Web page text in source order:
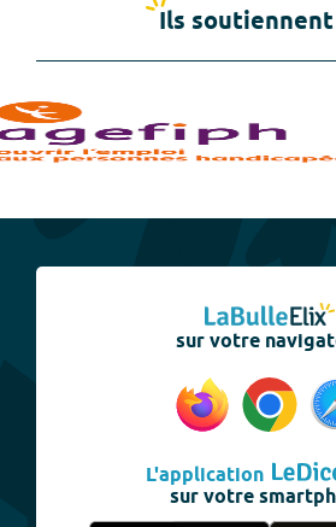
Ils
sur votre
L'application
sur votre